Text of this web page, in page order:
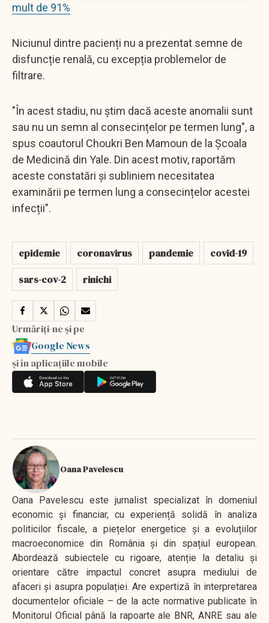
mult de 91%
Niciunul dintre pacienți nu a prezentat semne de
disfuncție renală, cu excepția problemelor de
filtrare.
"În acest stadiu, nu știm dacă aceste anomalii sunt
sau nu un semn al consecințelor pe termen lung", a
spus coautorul Choukri Ben Mamoun de la Școala
de Medicină din Yale. Din acest motiv, raportăm
aceste constatări și subliniem necesitatea
examinării pe termen lung a consecințelor acestei
infecții”.
epidemie coronavirus pandemie
covid-19
sars-cov-2
rinichi
Urmăriți-ne și pe
Google News
și în aplicațiile mobile
Oana Pavelescu
Oana Pavelescu este jurnalist specializat în domeniul
economic și financiar, cu experiență solidă în analiza
politicilor fiscale, a piețelor energetice și a evoluțiilor
macroeconomice din România și din spațiul european.
Abordează subiectele cu rigoare, atenție la detaliu și
orientare către impactul concret asupra mediului de
afaceri și asupra populației. Are expertiză în interpretarea
documentelor oficiale – de la acte normative publicate în
Monitorul Oficial până la rapoarte ale BNR, ANRE sau ale